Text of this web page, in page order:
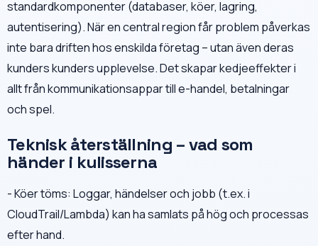
standardkomponenter (databaser, köer, lagring,
autentisering). När en central region får problem påverkas
inte bara driften hos enskilda företag – utan även deras
kunders kunders upplevelse. Det skapar kedjeeffekter i
allt från kommunikationsappar till e-handel, betalningar
och spel.
Teknisk återställning – vad som
händer i kulisserna
- Köer töms: Loggar, händelser och jobb (t.ex. i
CloudTrail/Lambda) kan ha samlats på hög och processas
efter hand.